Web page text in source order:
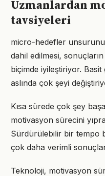
Uzmanlardan
tavsiyeleri
micro-hedefler
dahil edilmesi,
biçimde iyileştiriyor.
aslında çok şeyi
Kısa sürede çok şey
motivasyon sürecini
Sürdürülebilir bir tempo
çok daha verimli
Teknoloji, motivasyon